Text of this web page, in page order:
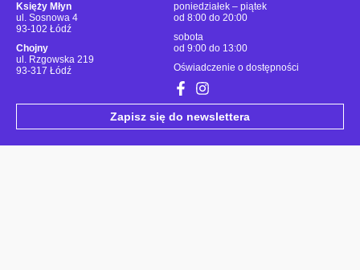
Księży Młyn
ul. Sosnowa 4
93-102 Łódź
Chojny
ul. Rzgowska 219
93-317 Łódź
poniedziałek – piątek
od 8:00 do 20:00
sobota
od 9:00 do 13:00
Oświadczenie o dostępności
Zapisz się do newslettera